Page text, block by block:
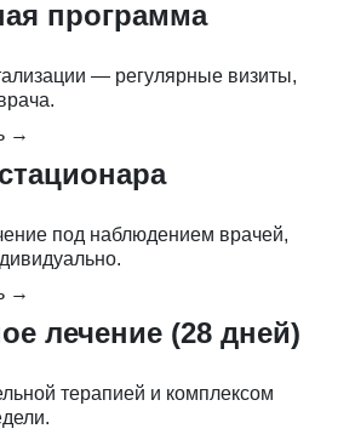
программа
— регулярные визиты,
→
под наблюдением врачей,
→
лечение (28 дней)
терапией и комплексом